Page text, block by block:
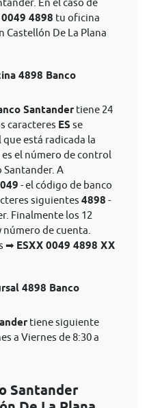
En el caso de
4898 tu oficina
Castellón De La Plana
4898 Banco
Santander tiene 24
caracteres ES se
está radicada la
el número de control
Santander. A
- el código de banco
siguientes 4898 -
Finalmente los 12
de cuenta.
➡ ESXX 0049 4898 XX
4898 Banco
tiene siguiente
a Viernes de 8:30 a
Santander